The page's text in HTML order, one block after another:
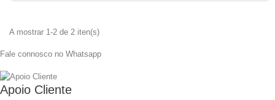
A mostrar 1-2 de 2 iten(s)
Fale connosco no Whatsapp
Apoio Cliente